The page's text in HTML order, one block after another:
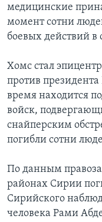
медицинские
момент сотни
боевых действий в
Хомс стал
против
время находится
войск,
снайперским
погибли сотни
По данным
районах Сирии
Сирийского
человека Рами